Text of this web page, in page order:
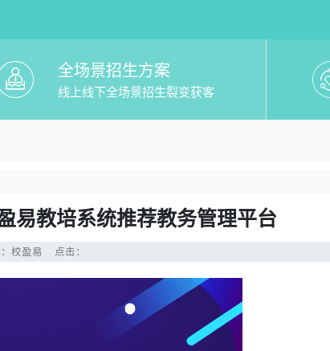
全场景招生方案
线上线下全场景招生裂变获客
哪个好？推荐校盈易教培系统推
系统推荐教务管理平台
易教培系统推荐教务管理平台
：校盈易 点击：